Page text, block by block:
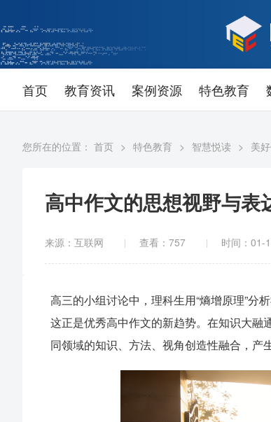
首页 教育资讯 案例资源 特色教育
您所在的位置： 首页 > 特色教育 > 智慧悦读 > 美
高中作文的思想视野与表
来源：互联网 查看： 757 时间：01-
高三的小组讨论中，理科生用“熵增原理”
这正是优秀高中作文的新趋势。在知识大
同领域的知识、方法、视角创造性融合，产